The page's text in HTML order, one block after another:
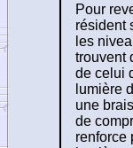
Pour
résident
les
trouvent
de celui
lumière
une
de
renforce